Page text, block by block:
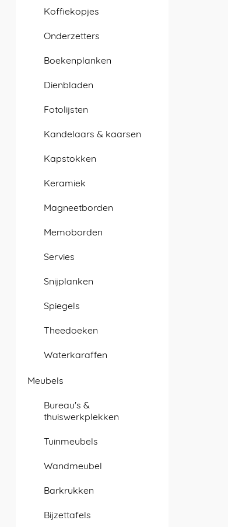
Koffiekopjes
Onderzetters
Boekenplanken
Dienbladen
Fotolijsten
Kandelaars & kaarsen
Kapstokken
Keramiek
Magneetborden
Memoborden
Servies
Snijplanken
Spiegels
Theedoeken
Waterkaraffen
Meubels
Bureau's &
thuiswerkplekken
Tuinmeubels
Wandmeubel
Barkrukken
Bijzettafels